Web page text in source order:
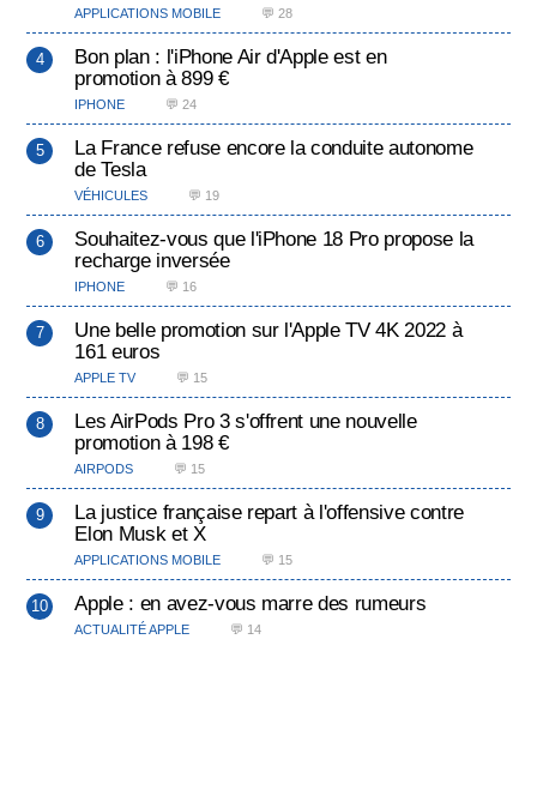
APPLICATIONS MOBILE 💬 28
Bon plan : l'iPhone Air d'Apple est en
promotion à 899 €
IPHONE 💬 24
La France refuse encore la conduite autonome
de Tesla
VÉHICULES 💬 19
Souhaitez-vous que l'iPhone 18 Pro propose la
recharge inversée
IPHONE 💬 16
Une belle promotion sur l'Apple TV 4K 2022 à
161 euros
APPLE TV 💬 15
Les AirPods Pro 3 s'offrent une nouvelle
promotion à 198 €
AIRPODS 💬 15
La justice française repart à l'offensive contre
Elon Musk et X
APPLICATIONS MOBILE 💬 15
Apple : en avez-vous marre des rumeurs
ACTUALITÉ APPLE 💬 14